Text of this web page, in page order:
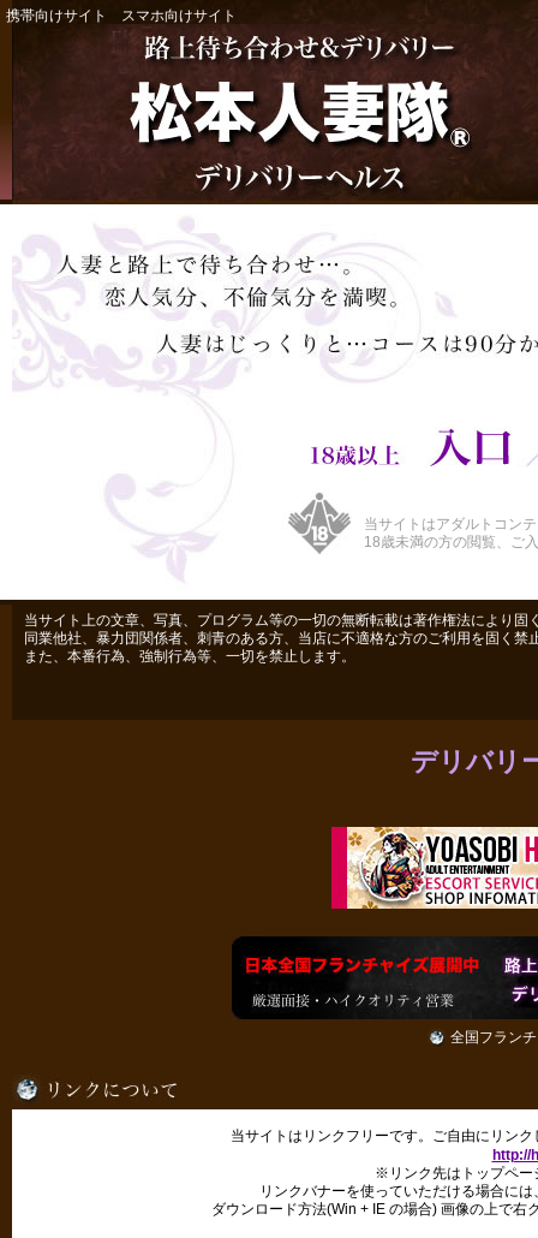
携帯向けサイト スマホ向けサイト
当サイトはアダルトコン
18歳未満の方の閲覧、ご
当サイト上の文章、写真、プログラム等の一切の無断転載は著作権法により固
同業他社、暴力団関係者、刺青のある方、当店に不適格な方のご利用を固く禁
また、本番行為、強制行為等、一切を禁止します。
デリバリ
全国フラン
当サイトはリンクフリーです。ご自由にリン
http://
※リンク先はトップペー
リンクバナーを使っていただける場合に
ダウンロード方法(Win + IE の場合) 画像の上で